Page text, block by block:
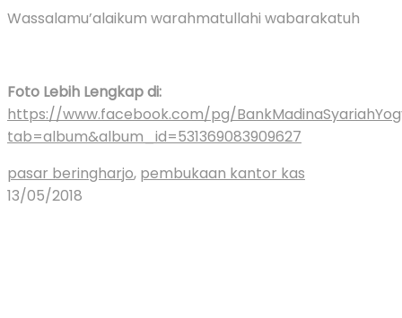
Wassalamu’alaikum warahmatullahi wabarakatuh
Foto Lebih Lengkap di:
https://www.facebook.com/pg/
tab=album&album_id=531369083909627
pasar beringharjo, pembukaan kantor kas
13/05/2018